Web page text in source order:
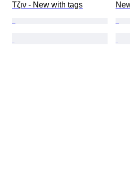
Τζιν - New with tags